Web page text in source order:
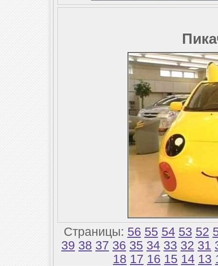
Страницы: 56 55 54 53 52
39 38 37 36 35 34 33 32 31
18 17 16 15 14 13